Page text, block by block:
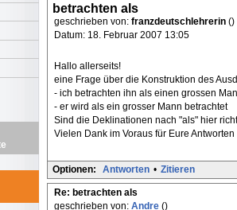
betrachten als
geschrieben von: franzdeutschlehrerin ()
Datum: 18. Februar 2007 13:05
Hallo allerseits!
eine Frage über die Konstruktion des
- ich betrachten ihn als einen grossen
- er wird als ein grosser Mann betrachtet
Sind die Deklinationen nach "als" hier
Vielen Dank im Voraus für Eure Antworten
Optionen: Antworten • Zitieren
Re: betrachten als
geschrieben von: Andre ()